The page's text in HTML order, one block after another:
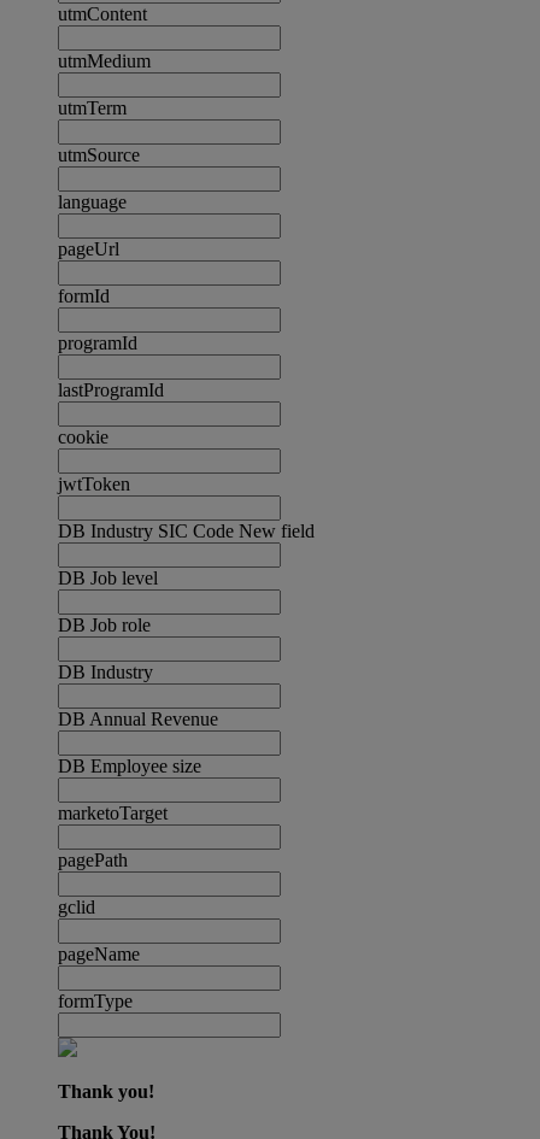
utmContent
utmMedium
utmTerm
utmSource
language
pageUrl
formId
programId
lastProgramId
cookie
jwtToken
DB Industry SIC Code New field
DB Job level
DB Job role
DB Industry
DB Annual Revenue
DB Employee size
marketoTarget
pagePath
gclid
pageName
formType
Thank you!
Thank You!